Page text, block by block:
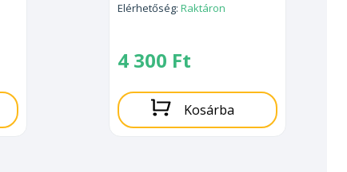
Elérhetőség: Raktáron
4 300 Ft
Kosárba